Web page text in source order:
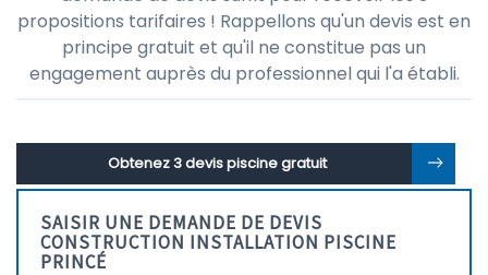
propositions tarifaires ! Rappellons qu'un devis est en
principe gratuit et qu'il ne constitue pas un
engagement auprès du professionnel qui l'a établi.
Obtenez 3 devis piscine gratuit
SAISIR UNE DEMANDE DE DEVIS
CONSTRUCTION INSTALLATION PISCINE
PRINCÉ